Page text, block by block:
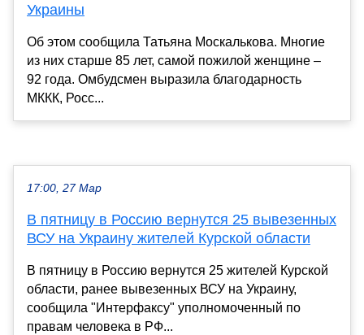
Украины
Об этом сообщила Татьяна Москалькова. Многие
из них старше 85 лет, самой пожилой женщине –
92 года. Омбудсмен выразила благодарность
МККК, Росс...
17:00, 27 Мар
В пятницу в Россию вернутся 25 вывезенных
ВСУ на Украину жителей Курской области
В пятницу в Россию вернутся 25 жителей Курской
области, ранее вывезенных ВСУ на Украину,
сообщила "Интерфаксу" уполномоченный по
правам человека в РФ...